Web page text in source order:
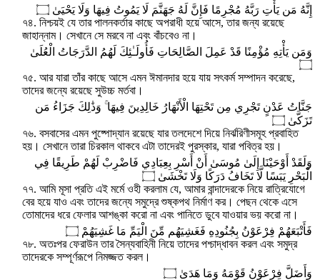
إِنَّهُ مَن يَأْتِ رَبَّهُ مُجْرِمًا فَإِنَّ لَهُ جَهَنَّمَ لَا يَمُوتُ فِيهَا وَلَا يَحْيَىٰ ۝
৭৪. নিশ্চয়ই যে তার পালনকর্তার কাছে অপরাধী হয়ে আসে, তার জন্য রয়েছে
জাহান্নাম। সেখানে সে মরবে না এবং বাঁচবেও না।
وَمَن يَأْتِهِ مُؤْمِنًا قَدْ عَمِلَ الصَّالِحَاتِ فَأُولَـٰئِكَ لَهُمُ الدَّرَجَاتُ الْعُلَىٰ
۝
৭৫. আর যারা তাঁর কাছে আসে এমন ঈমানদার হয়ে যায় সৎকর্ম সম্পাদন করেছে,
তাদের জন্যে রয়েছে সুউচ্চ মর্তবা।
جَنَّاتُ عَدْنٍ تَجْرِي مِن تَحْتِهَا الْأَنْهَارُ خَالِدِينَ فِيهَا ۚ وَذَٰلِكَ جَزَاءُ مَن
تَزَكَّىٰ ۝
৭৬. বসবাসের এমন পুষ্পোদ্যান রয়েছে যার তলদেশে দিয়ে নির্ঝরিণীসমূহ প্রবাহিত
হয়। সেখানে তারা চিরকাল থাকবে এটা তাদেরই পুরস্কার, যারা পবিত্র হয়।
وَلَقَدْ أَوْحَيْنَا إِلَىٰ مُوسَىٰ أَنْ أَسْرِ بِعِبَادِي فَاضْرِبْ لَهُمْ طَرِيقًا فِي
الْبَحْرِ يَبَسًا لَّا تَخَافُ دَرَكًا وَلَا تَخْشَىٰ ۝
৭৭. আমি মূসা প্রতি এই মর্মে ওহী করলাম যে, আমার বান্দাদেরকে নিয়ে রাত্রিযোগে
বের হয়ে যাও এবং তাদের জন্যে সমুদ্রে শুষ্কপথ নির্মাণ কর। পেছন থেকে এসে
তোমাদের ধরে ফেলার আশঙ্কা করো না এবং পানিতে ডুবে যাওয়ার ভয় করো না।
فَأَتْبَعَهُمْ فِرْعَوْنُ بِجُنُودِهِ فَغَشِيَهُم مِّنَ الْيَمِّ مَا غَشِيَهُمْ ۝
৭৮. অতঃপর ফেরাউন তার সৈন্যবাহিনী নিয়ে তাদের পশ্চাদ্ধাবন করল এবং সমুদ্র
তাদেরকে সম্পূর্ণরূপে নিমজ্জত করল।
وَأَضَلَّ فِرْعَوْنُ قَوْمَهُ وَمَا هَدَىٰ ۝